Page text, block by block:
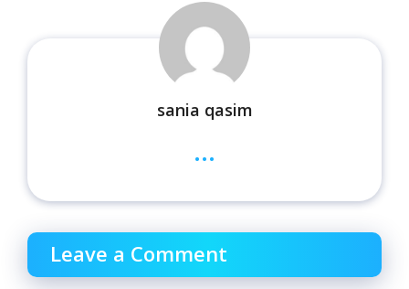
sania qasim
...
Leave a Comment